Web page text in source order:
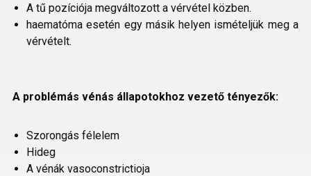
A tű pozíciója megváltozott a vérvétel közben.
haematóma esetén egy másik helyen ismételjük meg a
vérvételt.
A problémás vénás állapotokhoz vezető tényezők:
Szorongás félelem
Hideg
A vénák vasoconstrictioja